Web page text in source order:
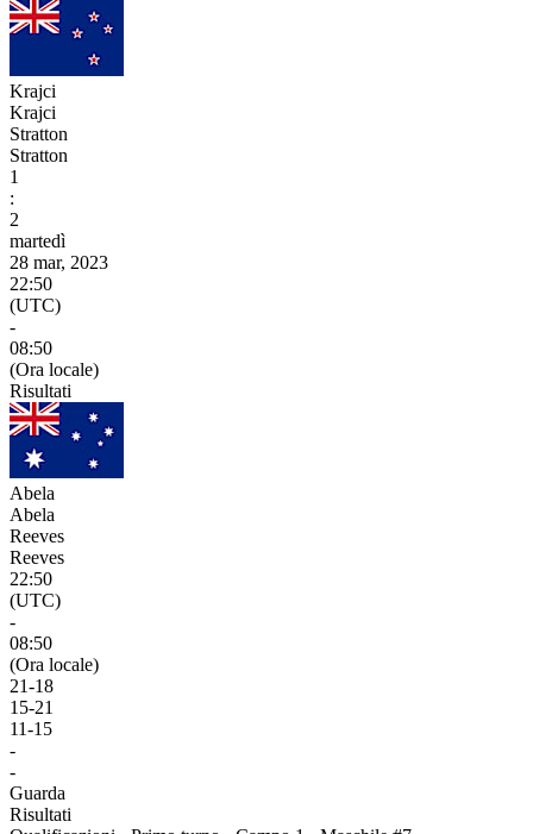
Krajci
Krajci
Stratton
Stratton
1
:
2
martedì
28 mar, 2023
22:50
(UTC)
-
08:50
(Ora locale)
Risultati
Abela
Abela
Reeves
Reeves
22:50
(UTC)
-
08:50
(Ora locale)
21-18
15-21
11-15
-
-
Guarda
Risultati